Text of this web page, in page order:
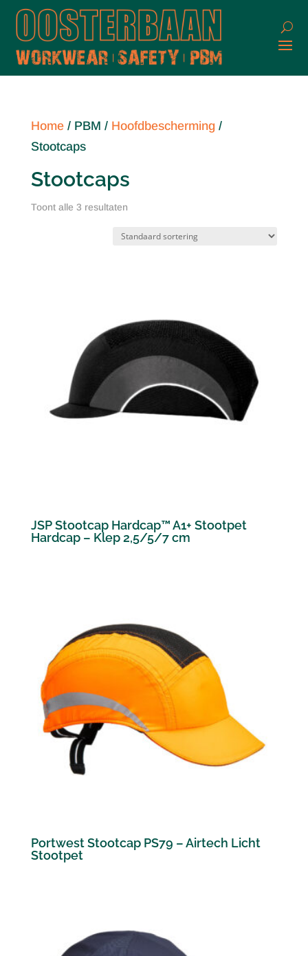
Home/ PBM / Hoofdbescherming/
Stootcaps
Stootcaps
Toont alle 3 resultaten
JSP Stootcap Hardcap™ A1+ Stootpet
Hardcap – Klep 2,5/5/7 cm
Portwest Stootcap PS79 – Airtech Licht
Stootpet